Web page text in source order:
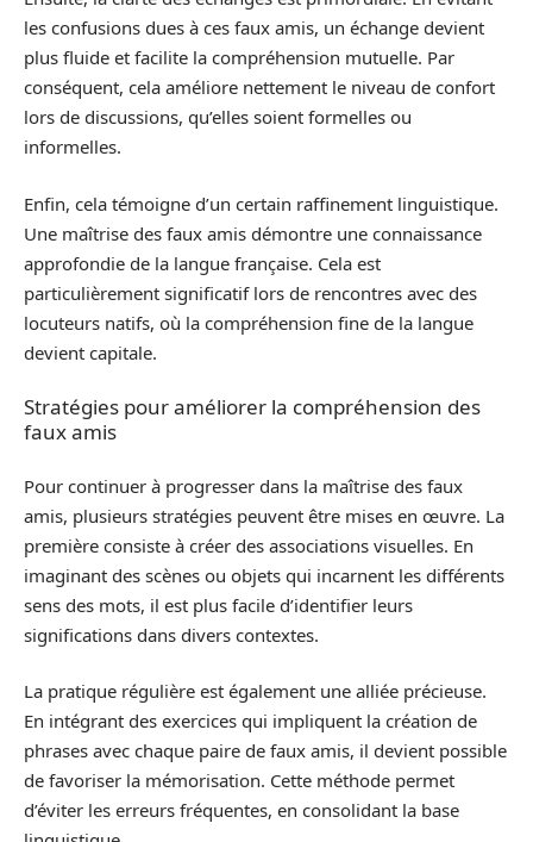
les confusions dues à ces faux amis, un échange devient
plus fluide et facilite la compréhension mutuelle. Par
conséquent, cela améliore nettement le niveau de confort
lors de discussions, qu’elles soient formelles ou
informelles.
Enfin, cela témoigne d’un certain raffinement linguistique.
Une maîtrise des faux amis démontre une connaissance
approfondie de la langue française. Cela est
particulièrement significatif lors de rencontres avec des
locuteurs natifs, où la compréhension fine de la langue
devient capitale.
Stratégies pour améliorer la compréhension des
faux amis
Pour continuer à progresser dans la maîtrise des faux
amis, plusieurs stratégies peuvent être mises en œuvre. La
première consiste à créer des associations visuelles. En
imaginant des scènes ou objets qui incarnent les différents
sens des mots, il est plus facile d’identifier leurs
significations dans divers contextes.
La pratique régulière est également une alliée précieuse.
En intégrant des exercices qui impliquent la création de
phrases avec chaque paire de faux amis, il devient possible
de favoriser la mémorisation. Cette méthode permet
d’éviter les erreurs fréquentes, en consolidant la base